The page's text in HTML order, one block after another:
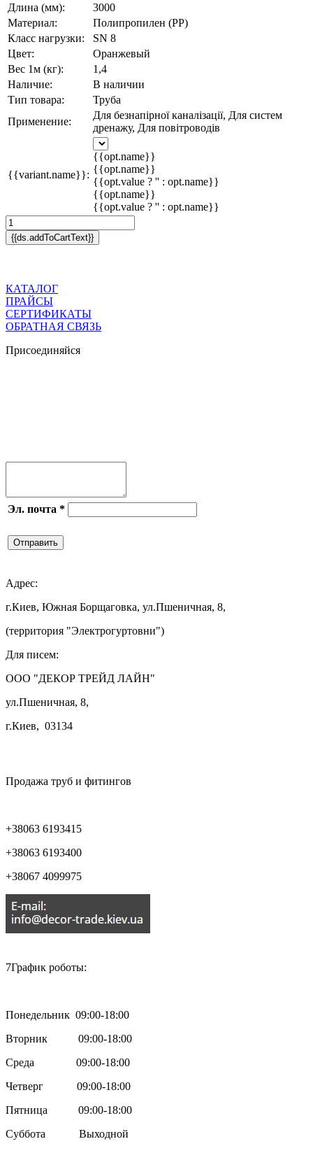
Длина (мм):
3000
Материал:
Полипропилен (PP)
Класс нагрузки:
SN 8
Цвет:
Оранжевый
Вес 1м (кг):
1,4
Наличие:
В наличии
Тип товара:
Труба
Применение:
Для безнапірної каналізації, Для систем
дренажу, Для повітроводів
{{variant.name}}:
{{opt.name}}
{{opt.name}}
{{opt.value ? '' : opt.name}}
{{opt.name}}
{{opt.value ? '' : opt.name}}
{{ds.addToCartText}}
КАТАЛОГ
ПРАЙСЫ
СЕРТИФИКАТЫ
ОБРАТНАЯ СВЯЗЬ
Присоединяйся
Эл. почта *
Отправить
Адрес:
г.Киев, Южная Борщаговка, ул.Пшеничная, 8,
(территория "Электрогуртовни")
Для писем:
ООО "ДЕКОР ТРЕЙД ЛАЙН"
ул.Пшеничная, 8,
г.Киев, 03134
Продажа труб и фитингов
+38063 6193415
+38063 6193400
+38067 4099975
7График роботы:
Понедельник 09:00-18:00
Вторник 09:00-18:00
Среда 09:00-18:00
Четверг 09:00-18:00
Пятница 09:00-18:00
Суббота Выходной